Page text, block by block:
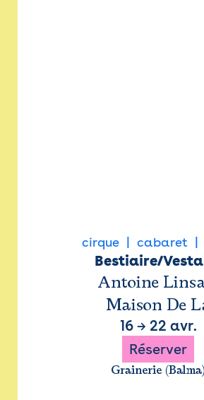
cirque cabaret
Bestiaire/
Antoine
Maison De
16→ 22 avr.
Réserver
Grainerie (Balma)